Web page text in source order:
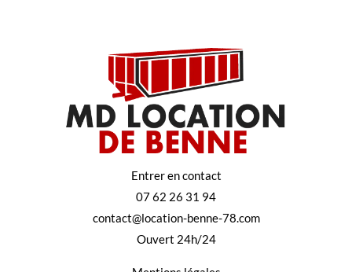
Entrer en contact
07 62 26 31 94
contact@location-benne-78.com
Ouvert 24h/24